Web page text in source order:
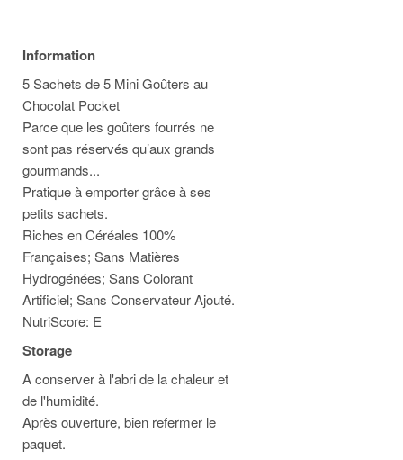
Information
5 Sachets de 5 Mini Goûters au
Chocolat Pocket
Parce que les goûters fourrés ne
sont pas réservés qu’aux grands
gourmands...
Pratique à emporter grâce à ses
petits sachets.
Riches en Céréales 100%
Françaises; Sans Matières
Hydrogénées; Sans Colorant
Artificiel; Sans Conservateur Ajouté.
NutriScore: E
Storage
A conserver à l'abri de la chaleur et
de l'humidité.
Après ouverture, bien refermer le
paquet.